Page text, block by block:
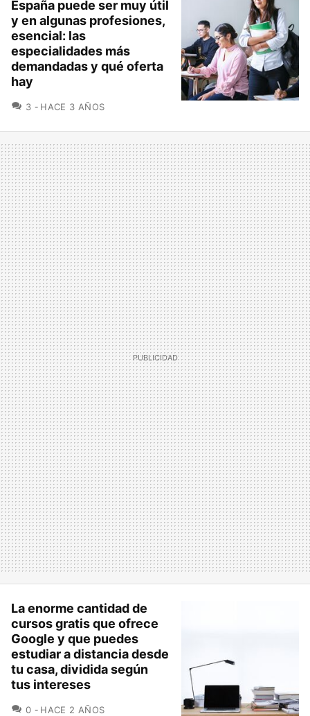
España puede ser muy útil
y en algunas profesiones,
esencial: las
especialidades más
demandadas y qué oferta
hay
3 COMENTARIOS
HACE 3 AÑOS
La enorme cantidad de
cursos gratis que ofrece
Google y que puedes
estudiar a distancia desde
tu casa, dividida según
tus intereses
0 COMENTARIOS
HACE 2 AÑOS